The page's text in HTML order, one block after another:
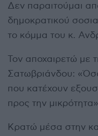
Δεν παραιτούμαι
δημοκρατικού
το κόμμα του κ.
Τον αποχαιρετώ με
Σατωβριάνδου:
που κατέχουν
προς την
Κρατώ μέσα στην